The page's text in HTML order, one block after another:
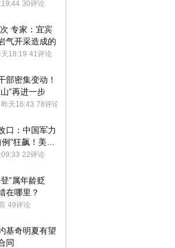
也会影响自身
19:44 30评论
专家：宜宾
气开采造成的
天18:19 41评论
部密集变动！
”再进一步
昨天16:43 78评论
口：中国军力
”狂飙！美军
09:33 22评论
”属年龄贬
在哪里？
49评论
基奇明夏有望
同